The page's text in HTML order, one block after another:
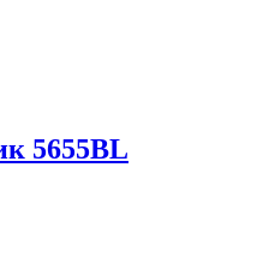
5655BL